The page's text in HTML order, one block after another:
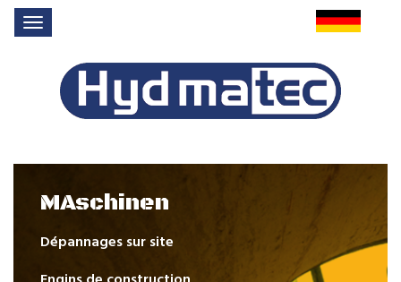
MAschinen
Dépannages sur site